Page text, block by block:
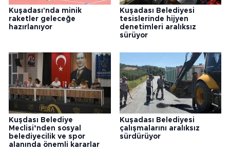
Kuşadası'nda minik
raketler geleceğe
hazırlanıyor
Kuşadası Belediyesi
tesislerinde hijyen
denetimleri aralıksız
sürüyor
Kuşdası Belediye
Meclisi’nden sosyal
belediyecilik ve spor
alanında önemli kararlar
Kuşadası Belediyesi
çalışmalarını aralıksız
sürdürüyor